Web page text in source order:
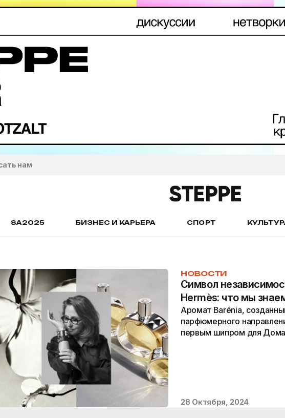
нам
SA2025 БИЗНЕС И КАРЬЕРА СПОРТ
НОВОСТИ
Символ
Hermès: что мы
Аромат Barénia,
парфюмерного
первым шипром для
28 Октября, 2024